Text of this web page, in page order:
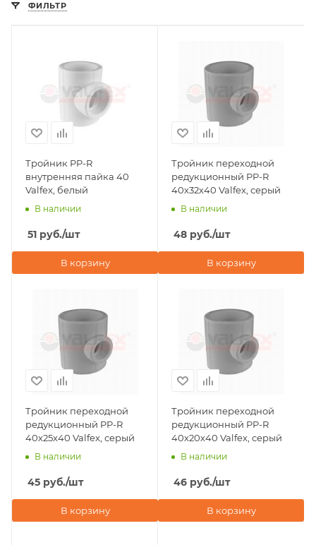
ФИЛЬТР
Тройник PP-R
внутренняя пайка 40
Valfex, белый
В наличии
51 руб./шт
В корзину
Тройник переходной
редукционный PP-R
40х32х40 Valfex, серый
В наличии
48 руб./шт
В корзину
Тройник переходной
редукционный PP-R
40х25х40 Valfex, серый
В наличии
45 руб./шт
В корзину
Тройник переходной
редукционный PP-R
40х20х40 Valfex, серый
В наличии
46 руб./шт
В корзину